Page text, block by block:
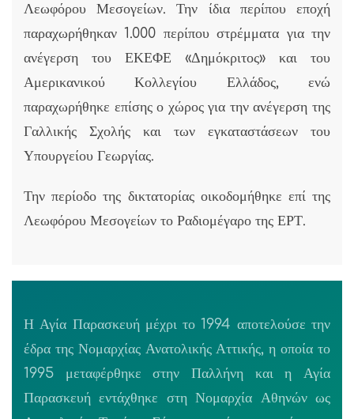
Λεωφόρου Μεσογείων. Την ίδια περίπου εποχή
παραχωρήθηκαν 1.000 περίπου στρέμματα για την
ανέγερση του ΕΚΕΦΕ «Δημόκριτος» και του
Αμερικανικού Κολλεγίου Ελλάδος, ενώ
παραχωρήθηκε επίσης ο χώρος για την ανέγερση της
Γαλλικής Σχολής και των εγκαταστάσεων του
Υπουργείου Γεωργίας.
Την περίοδο της δικτατορίας οικοδομήθηκε επί της
Λεωφόρου Μεσογείων το Ραδιομέγαρο της ΕΡΤ.
Η Αγία Παρασκευή μέχρι το 1994 αποτελούσε την
έδρα της Νομαρχίας Ανατολικής Αττικής, η οποία το
1995 μεταφέρθηκε στην Παλλήνη και η Αγία
Παρασκευή εντάχθηκε στη Νομαρχία Αθηνών ως